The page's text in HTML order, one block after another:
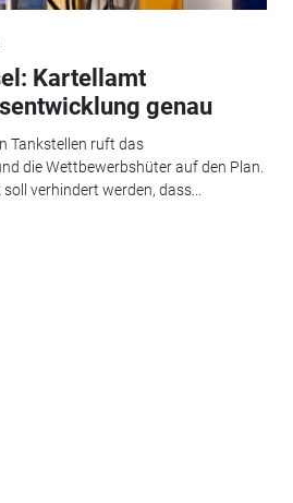
Kartellamt
genau
Tankstellen ruft das
die Wettbewerbshüter auf den Plan.
verhindert werden, dass...